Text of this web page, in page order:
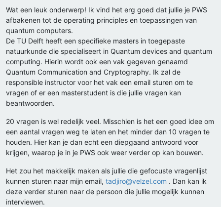
Wat een leuk onderwerp! Ik vind het erg goed dat jullie je PWS
afbakenen tot de operating principles en toepassingen van
quantum computers.
De TU Delft heeft een specifieke masters in toegepaste
natuurkunde die specialiseert in Quantum devices and quantum
computing. Hierin wordt ook een vak gegeven genaamd
Quantum Communication and Cryptography. Ik zal de
responsible instructor voor het vak een email sturen om te
vragen of er een masterstudent is die jullie vragen kan
beantwoorden.
20 vragen is wel redelijk veel. Misschien is het een goed idee om
een aantal vragen weg te laten en het minder dan 10 vragen te
houden. Hier kan je dan echt een diepgaand antwoord voor
krijgen, waarop je in je PWS ook weer verder op kan bouwen.
Het zou het makkelijk maken als jullie die gefocuste vragenlijst
kunnen sturen naar mijn email, tadjiro@velzel.com . Dan kan ik
deze verder sturen naar de persoon die jullie mogelijk kunnen
interviewen.